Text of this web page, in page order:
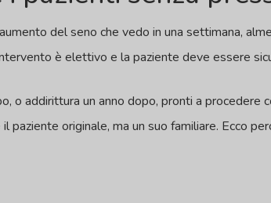
del seno che vedo in una settimana,
è elettivo e la paziente deve essere
o addirittura un anno dopo, pronti a procedere
paziente originale, ma un suo familiare. Ecco